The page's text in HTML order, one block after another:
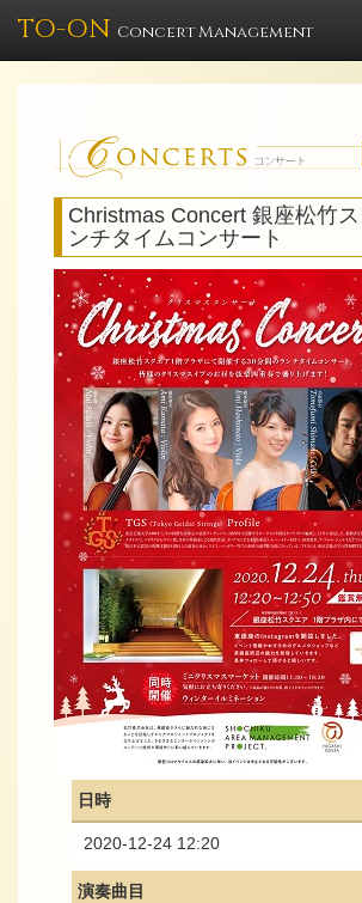
TO-ON Concert Management
Christmas Concert 銀座松竹
ンチタイムコンサート
日時
2020-12-24 12:20
演奏曲目